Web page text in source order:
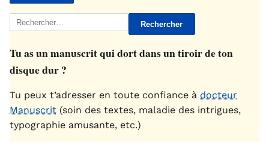
Rechercher :
Tu as un manuscrit qui dort dans un tiroir de ton
disque dur ?
Tu peux t’adresser en toute confiance à docteur
Manuscrit (soin des textes, maladie des intrigues,
typographie amusante, etc.)